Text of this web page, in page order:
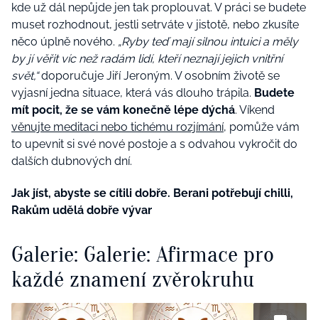
kde už dál nepůjde jen tak proplouvat. V práci se budete
muset rozhodnout, jestli setrváte v jistotě, nebo zkusíte
něco úplně nového. „Ryby teď mají silnou intuici a měly
by jí věřit víc než radám lidí, kteří neznají jejich vnitřní
svět,“doporučuje Jiří Jeroným. V osobním životě se
vyjasní jedna situace, která vás dlouho trápila. Budete
mít pocit, že se vám konečně lépe dýchá. Víkend
věnujte meditaci nebo tichému rozjímání, pomůže vám
to upevnit si své nové postoje a s odvahou vykročit do
dalších dubnových dní.
Jak jíst, abyste se cítili dobře. Berani potřebují chilli,
Rakům udělá dobře vývar
Galerie: Galerie: Afirmace pro
každé znamení zvěrokruhu